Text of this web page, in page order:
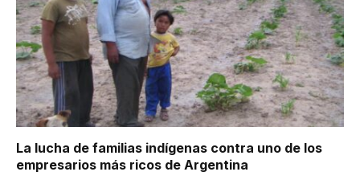
La lucha de familias indígenas contra uno de los
empresarios más ricos de Argentina